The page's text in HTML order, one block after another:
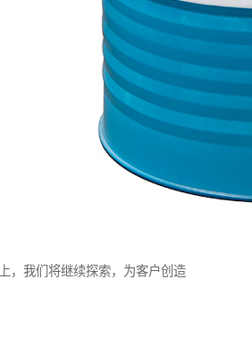
，我们将继续探索，为客户创造